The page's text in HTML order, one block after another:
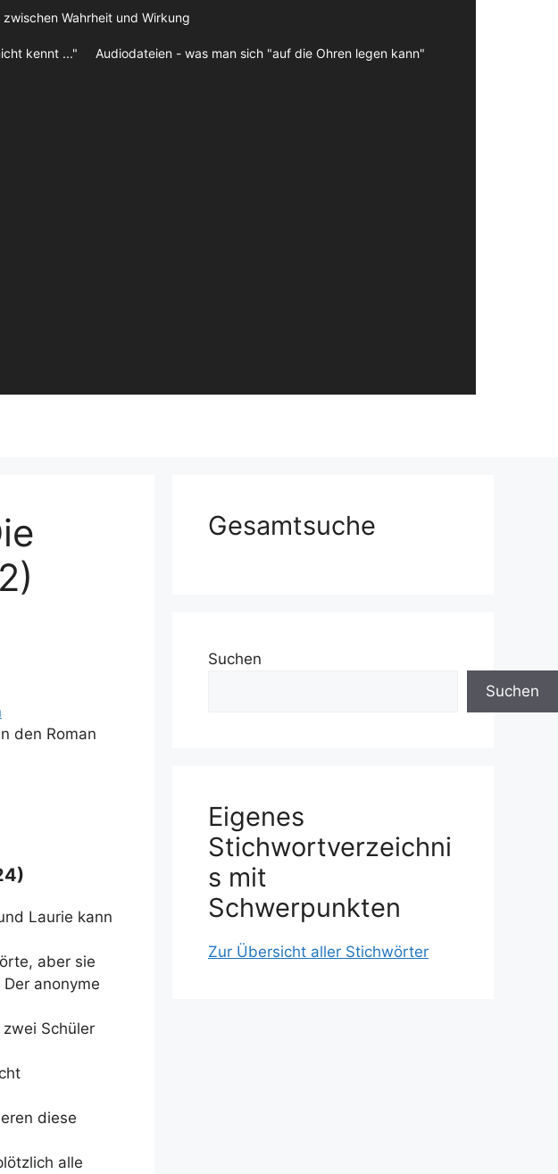
Wahrheit und Wirkung
kennt ..." Audiodateien - was man sich "auf die Ohren legen kann"
den Roman
Laurie kann
aber sie
anonyme
Schüler
diese
alle
Gesamtsuche
Suchen
Suchen
Eigenes
Stichwortverzeichni
s mit
Schwerpunkten
Zur Übersicht aller Stichwörter